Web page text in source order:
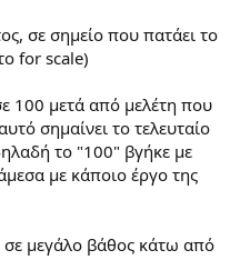
σε σημείο που πατάει το
for scale)
100 μετά από μελέτη που
σημαίνει το τελευταίο
το "100" βγήκε με
με κάποιο έργο της
σε μεγάλο βάθος κάτω από